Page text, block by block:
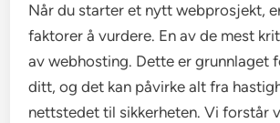
Når du starter et nytt webprosjekt,
faktorer å vurdere. En av de mest
av webhosting. Dette er grunnlaget
ditt, og det kan påvirke alt fra
nettstedet til sikkerheten. Vi forstår